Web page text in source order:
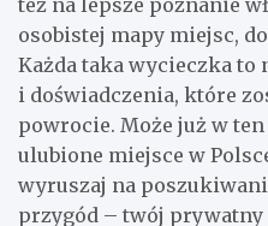
osobistej mapy miejsc,
Każda taka wycieczka to
i doświadczenia, które
powrocie. Może już w
ulubione miejsce w
wyruszaj na
przygód – twój prywatny